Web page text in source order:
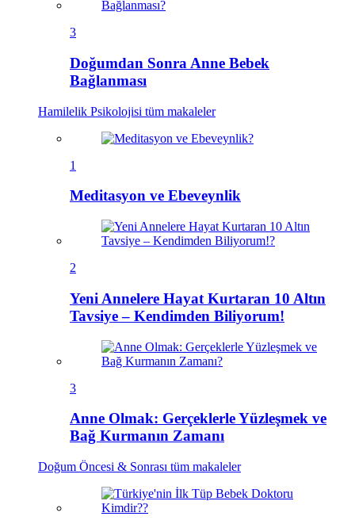
3
Doğumdan Sonra Anne Bebek
Bağlanması
Hamilelik Psikolojisi tüm makaleler
1
Meditasyon ve Ebeveynlik
2
Yeni Annelere Hayat Kurtaran 10 Altın
Tavsiye – Kendimden Biliyorum!
3
Anne Olmak: Gerçeklerle Yüzleşmek ve
Bağ Kurmanın Zamanı
Doğum Öncesi & Sonrası tüm makaleler